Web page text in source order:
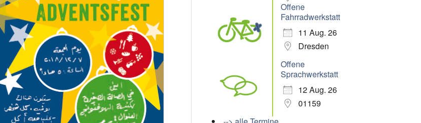
Offene
Fahrradwerkstatt
11 Aug. 26
Dresden
Offene
Sprachwerkstatt
12 Aug. 26
01159